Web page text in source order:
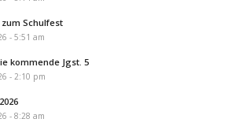
Schulfest
- 5:51 am
kommende Jgst. 5
- 2:10 pm
- 8:28 am